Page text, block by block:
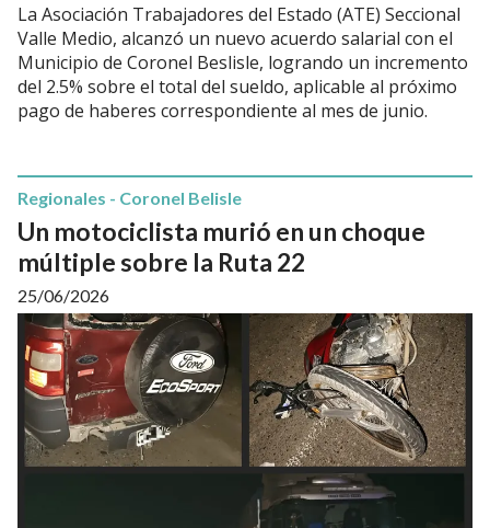
La Asociación Trabajadores del Estado (ATE) Seccional
Valle Medio, alcanzó un nuevo acuerdo salarial con el
Municipio de Coronel Beslisle, logrando un incremento
del 2.5% sobre el total del sueldo, aplicable al próximo
pago de haberes correspondiente al mes de junio.
Un motociclista murió en un choque
múltiple sobre la Ruta 22
Regionales - Coronel Belisle
25/06/2026